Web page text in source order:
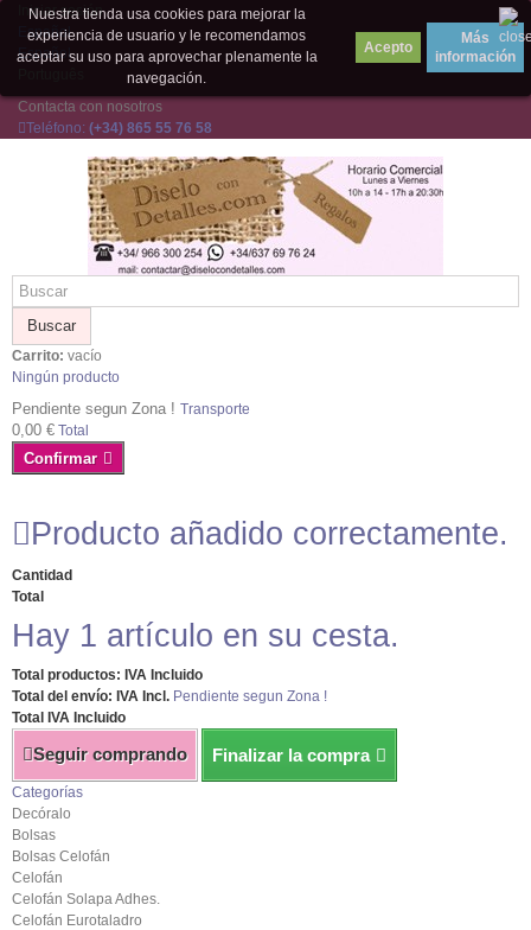
Iniciar sesión
Español
Español
Contacta con nosotros
Teléfono: (+34) 865 55 76 58
Buscar
Carrito: vacío
Ningún producto
Pendiente segun Zona ! Transporte
0,00 € Total
Confirmar
Producto añadido correctamente.
Cantidad
Total
Hay 1 artículo en su cesta.
Total productos: IVA Incluido
Total del envío: IVA Incl. Pendiente segun Zona !
Total IVA Incluido
Seguir comprando Finalizar la compra
Categorías
Decóralo
Bolsas
Bolsas Celofán
Celofán
Celofán Solapa Adhes.
Celofán Eurotaladro
Nuestra tienda usa cookies para mejorar la
experiencia de usuario y le recomendamos
aceptar su uso para aprovechar plenamente la
navegación.
Más
información